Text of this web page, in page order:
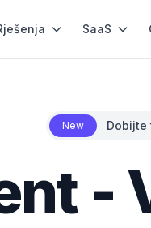
SaaS
New Dobijte
-